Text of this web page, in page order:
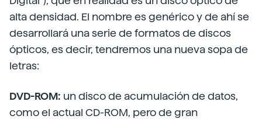
alta densidad. El nombre es genérico y de ahí se
desarrollará una serie de formatos de discos
ópticos, es decir, tendremos una nueva sopa de
letras:
DVD-ROM: un disco de acumulación de datos,
como el actual CD-ROM, pero de gran